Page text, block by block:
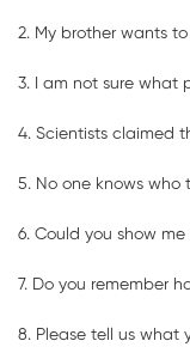
2. My brother wants
3. I am not sure what
4. Scientists claimed
5. No one knows who
6. Could you show
7. Do you remember
8. Please tell us what